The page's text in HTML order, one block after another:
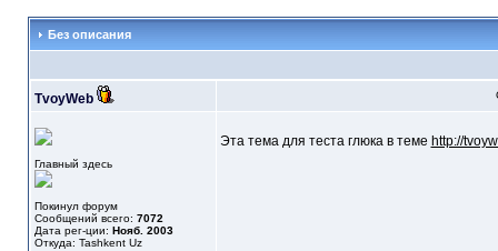
Без описания
TvoyWeb
Главный здесь
Покинул форум
Сообщений всего: 7072
Дата рег-ции: Нояб. 2003
Откуда: Tashkent Uz
Эта тема для теста глюка в теме http://